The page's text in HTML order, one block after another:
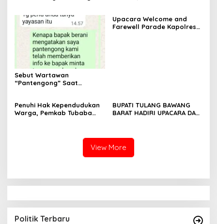
Stimulan Rumah
Sebut Wartawan
“Pantengong” Saat
Etika, DPR‑Provinsi,
Gubernur dan PLLDA
Upacara Welcome and
Farewell Parade Kapolres
Penuhi Hak Kependudukan
Warga, Pemkab Tubaba
BUPATI TULANG BAWANG
BARAT HADIRI UPACARA DAN
View More
Politik Terbaru